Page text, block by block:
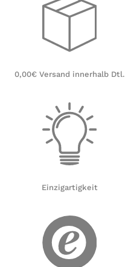
0,00€ Versand innerhalb Dtl.
Einzigartigkeit